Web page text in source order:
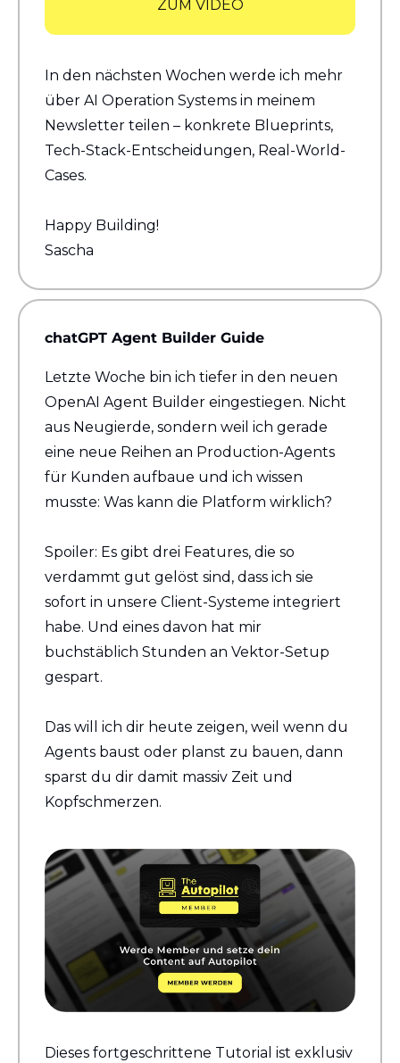
ZUM VIDEO
In den nächsten Wochen werde ich mehr
über AI Operation Systems in meinem
Newsletter teilen – konkrete Blueprints,
Tech-Stack-Entscheidungen, Real-World-
Cases.
Happy Building!
Sascha
chatGPT Agent Builder Guide
Letzte Woche bin ich tiefer in den neuen
OpenAI Agent Builder eingestiegen. Nicht
aus Neugierde, sondern weil ich gerade
eine neue Reihen an Production-Agents
für Kunden aufbaue und ich wissen
musste: Was kann die Platform wirklich?
Spoiler: Es gibt drei Features, die so
verdammt gut gelöst sind, dass ich sie
sofort in unsere Client-Systeme integriert
habe. Und eines davon hat mir
buchstäblich Stunden an Vektor-Setup
gespart.
Das will ich dir heute zeigen, weil wenn du
Agents baust oder planst zu bauen, dann
sparst du dir damit massiv Zeit und
Kopfschmerzen.
Dieses fortgeschrittene Tutorial ist exklusiv